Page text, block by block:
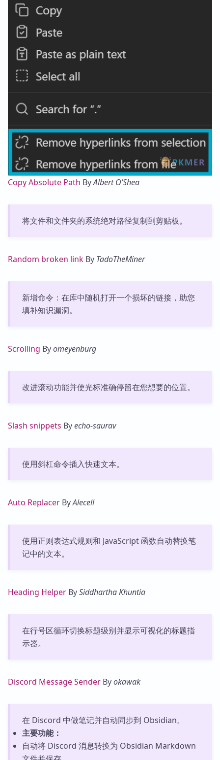
Copy Absolute Path ByAlbert O’Shea
将文件和文件夹的系统绝对路径复制到剪贴板。
Random broken link By TadoTheMiner
新增命令：在库中随机打开一个损坏的链接，助您
填补知识漏洞。
Scrolling Byomeyenburg
改进滚动功能并使光标准确停留在您想要的位置。
Slash snippets Byecho-saurav
使用斜杠命令插入快速文本。
Auto Replacer ByAlecell
使用正则表达式规则和 JavaScript 函数自动替换笔
记中的文本。
Heading Helper BySiddhartha Khuntia
在行号区循环切换标题级别并显示可视化的标题指
示器。
Discord Message Sender Byokawak
在 Discord 中做笔记并自动同步到 Obsidian。
主要功能：
自动将 Discord 消息转换为 Obsidian Markdown